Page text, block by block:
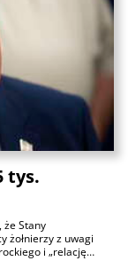
tys.
że Stany
żołnierzy z uwagi
i „relację…